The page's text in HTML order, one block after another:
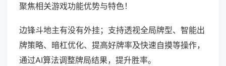
聚焦相关游戏功能优势与特色！
边锋斗地主有没有外挂；支持透视全局牌型、智能出
牌策略、暗杠优化、提高好牌率及快速自摸等操作，
通过AI算法调整牌局结果，提升胜率。